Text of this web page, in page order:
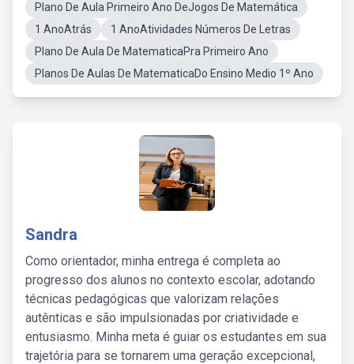
Plano De Aula Primeiro Ano DeJogos De Matemática
1 AnoAtrás
1 AnoAtividades Números De Letras
Plano De Aula De MatematicaPra Primeiro Ano
Planos De Aulas De MatematicaDo Ensino Medio 1º Ano
Sandra
Como orientador, minha entrega é completa ao
progresso dos alunos no contexto escolar, adotando
técnicas pedagógicas que valorizam relações
autênticas e são impulsionadas por criatividade e
entusiasmo. Minha meta é guiar os estudantes em sua
trajetória para se tornarem uma geração excepcional,